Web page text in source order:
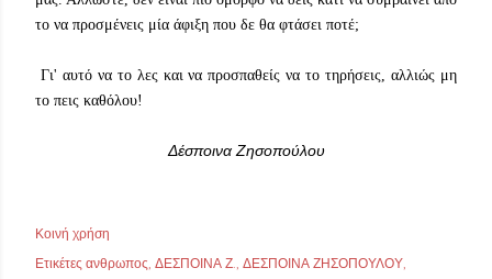
το να προσμένεις μία άφιξη που δε θα φτάσει ποτέ;
Γι' αυτό να το λες και να προσπαθείς να το τηρήσεις, αλλιώς μη
το πεις καθόλου!
Δέσποινα Ζησοπούλου
Κοινή χρήση
Ετικέτες ανθρωπος ΔΕΣΠΟΙΝΑ Ζ. ΔΕΣΠΟΙΝΑ ΖΗΣΟΠΟΥΛΟΥ